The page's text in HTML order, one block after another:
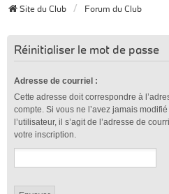
Site du Club Forum du Club
Réinitialiser le mot de passe
Adresse de courriel :
Cette adresse doit correspondre à
compte. Si vous ne l’avez jamais
l’utilisateur, il s’agit de l’adresse de
votre inscription.